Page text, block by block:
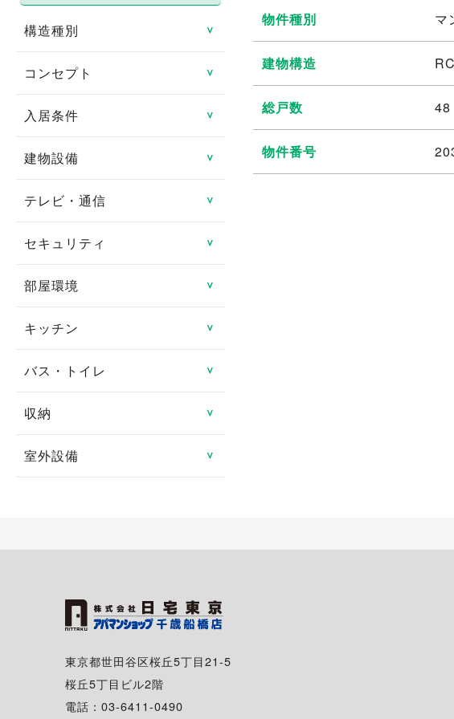
構造種別 ＞
鉄骨造
鉄筋コンクリート造
鉄骨鉄筋コンクリート造
軽量鉄骨造
木造
コンセプト ＞
リノベーション物件
リフォーム済み
日当たり良好
閑静な住宅街
タイル貼り
デザイナーズ賃貸物件
分譲賃貸
入居条件 ＞
即入居可
ペット相談可
連帯保証人不要
女性限定
ルームシェア可
高齢者向け
建物設備 ＞
エレベータ
バリアフリー
ゴミ集積場
宅配ボックス
オール電化
テレビ・通信 ＞
CATV
CSアンテナ
インターネット対応
地デジ対応TV付
光ファイバー
セキュリティ ＞
TVインターフォン
オートロック
24時間緊急対応
管理人あり
部屋環境 ＞
フローリング
ロフト
エアコン
1階
角部屋
バルコニー・ベランダ
出窓
南向き
キッチン ＞
システムキッチン
ＩＨクッキングヒータ
コンロ2口以上
ディスポーザー
バス・トイレ ＞
室内洗濯機置き場
追い焚き
温水洗浄暖房便座
浴室換気乾燥機
収納 ＞
トランクルーム
ウォークインクローゼッ
ト
室外設備 ＞
バイク置き場
物件種別 マ
建物構造
総戸数 48
物件番号
東京都世田谷区桜丘5丁目21-5
桜丘5丁目ビル2階
電話：03-6411-0490